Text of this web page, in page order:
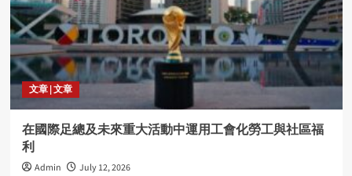
文章 | 文章
在國際足總及未來重大活動中運用工會化勞工與社區福
利
Admin July 12, 2026